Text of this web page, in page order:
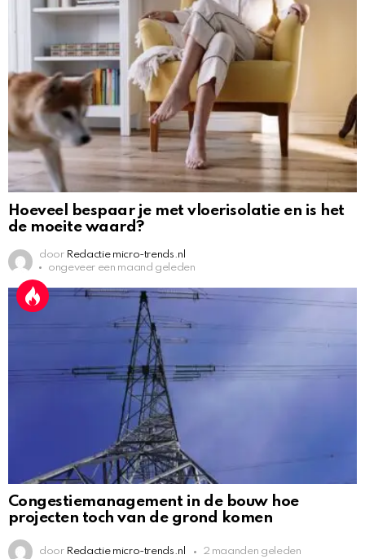
Hoeveel bespaar je met vloerisolatie en is het
de moeite waard?
door Redactie micro-trends.nl
ongeveer een maand geleden
Congestiemanagement in de bouw hoe
projecten toch van de grond komen
door Redactie micro-trends.nl 2 maanden geleden